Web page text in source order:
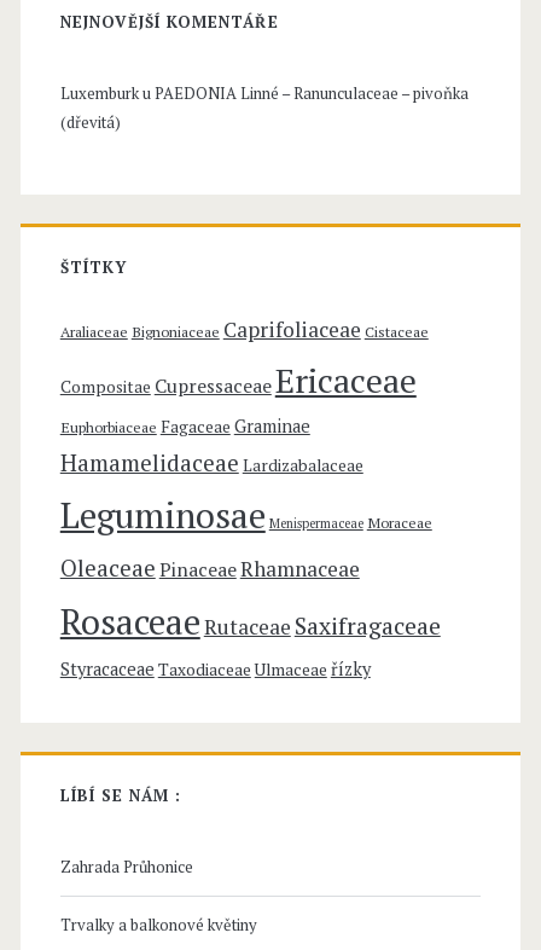
r
i
a
e
í
o
:
NEJNOVĚJŠÍ KOMENTÁŘE
Luxemburk uPAEDONIA Linné – Ranunculaceae – pivoňka
(dřevitá)
ŠTÍTKY
Araliaceae Bignoniaceae Caprifoliaceae Cistaceae
Compositae CupressaceaeEricaceae
Euphorbiaceae Fagaceae Graminae
Hamamelidaceae Lardizabalaceae
Leguminosae Menispermaceae Moraceae
Oleaceae PinaceaeRhamnaceae
RosaceaeRutaceae Saxifragaceae
Styracaceae Taxodiaceae Ulmaceae řízky
LÍBÍ SE NÁM :
Zahrada Průhonice
Trvalky a balkonové květiny